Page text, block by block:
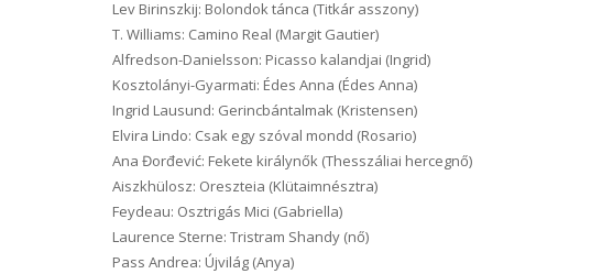
Lev Birinszkij: Bolondok tánca (Titkár asszony)
T. Williams: Camino Real (Margit Gautier)
Alfredson-Danielsson: Picasso kalandjai (Ingrid)
Kosztolányi-Gyarmati: Édes Anna (Édes Anna)
Ingrid Lausund: Gerincbántalmak (Kristensen)
Elvira Lindo: Csak egy szóval mondd (Rosario)
Ana Đorđević: Fekete királynők (Thesszáliai hercegnő)
Aiszkhülosz: Oreszteia (Klütaimnésztra)
Feydeau: Osztrigás Mici (Gabriella)
Laurence Sterne: Tristram Shandy (nő)
Pass Andrea: Újvilág (Anya)